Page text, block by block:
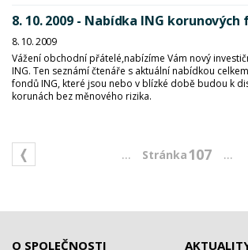
8. 10. 2009 - Nabídka ING korunových
8. 10. 2009
Vážení obchodní přátelé,nabízíme Vám nový
ING. Ten seznámí čtenáře s aktuální nabídkou
fondů ING, které jsou nebo v blízké době budou k
korunách bez měnového rizika.
... 107 ...
O SPOLEČNOSTI